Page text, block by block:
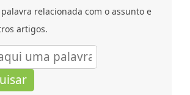
relacionada com o assunto e
artigos.